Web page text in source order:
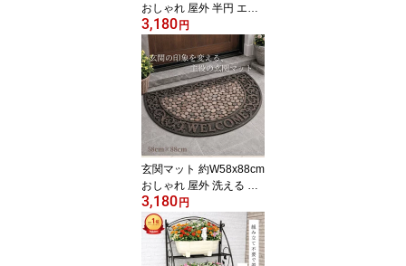
おしゃれ 屋外 半円 エン
トランスマット 洗える
泥落としマット ゴム製
大判 ラバー 滑らない 重
い ズレない 欧風 泥落と
し H-2064
3,180 円
玄関マット 約W58x88cm
おしゃれ 屋外 洗える 半
円型 五色砂利風 エント
ランスマット 泥落としマ
ット ゴム製 大判 ラバー
ウェルカム 泥落とし 滑
3,180 円